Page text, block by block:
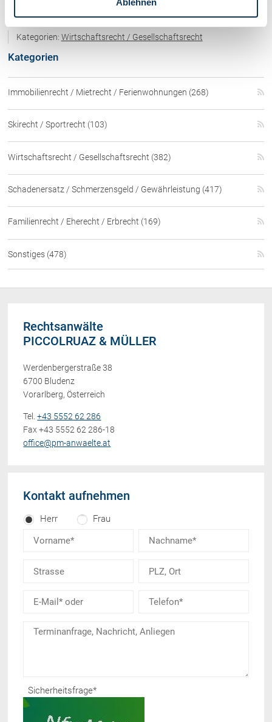
Ablehnen
veröffentlichten Entscheidungs-Kurzfassung)
Kategorien: Wirtschaftsrecht / Gesellschaftsrecht
Kategorien
Immobilienrecht / Mietrecht / Ferienwohnungen (268)
Skirecht / Sportrecht (103)
Wirtschaftsrecht / Gesellschaftsrecht (382)
Schadenersatz / Schmerzensgeld / Gewährleistung (417)
Familienrecht / Eherecht / Erbrecht (169)
Sonstiges (478)
Rechtsanwälte
PICCOLRUAZ & MÜLLER
Werdenbergerstraße 38
6700 Bludenz
Vorarlberg, Österreich
Tel.+43 5552 62 286
Fax +43 5552 62 286-18
office@pm-anwaelte.at
Kontakt aufnehmen
Herr Frau
Sicherheitsfrage*